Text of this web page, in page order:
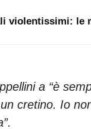
violentissimi: le
a “è
cretino. Io